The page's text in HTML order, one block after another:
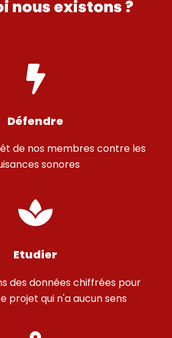
nous existons ?
Défendre
de nos membres contre les
sonores
Etudier
des données chiffrées pour
projet qui n'a aucun sens